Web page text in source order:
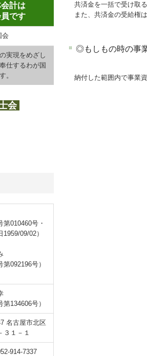
計は
です
実現をめざし
仕するわが国
。
会
第010460号・
09/02）
第092196号）
第134606号）
名古屋市北区
３１－１
914-7337
共済金を一括で受け取
また、共済金の受給権
◎もしもの時の事
納付した範囲内で事業